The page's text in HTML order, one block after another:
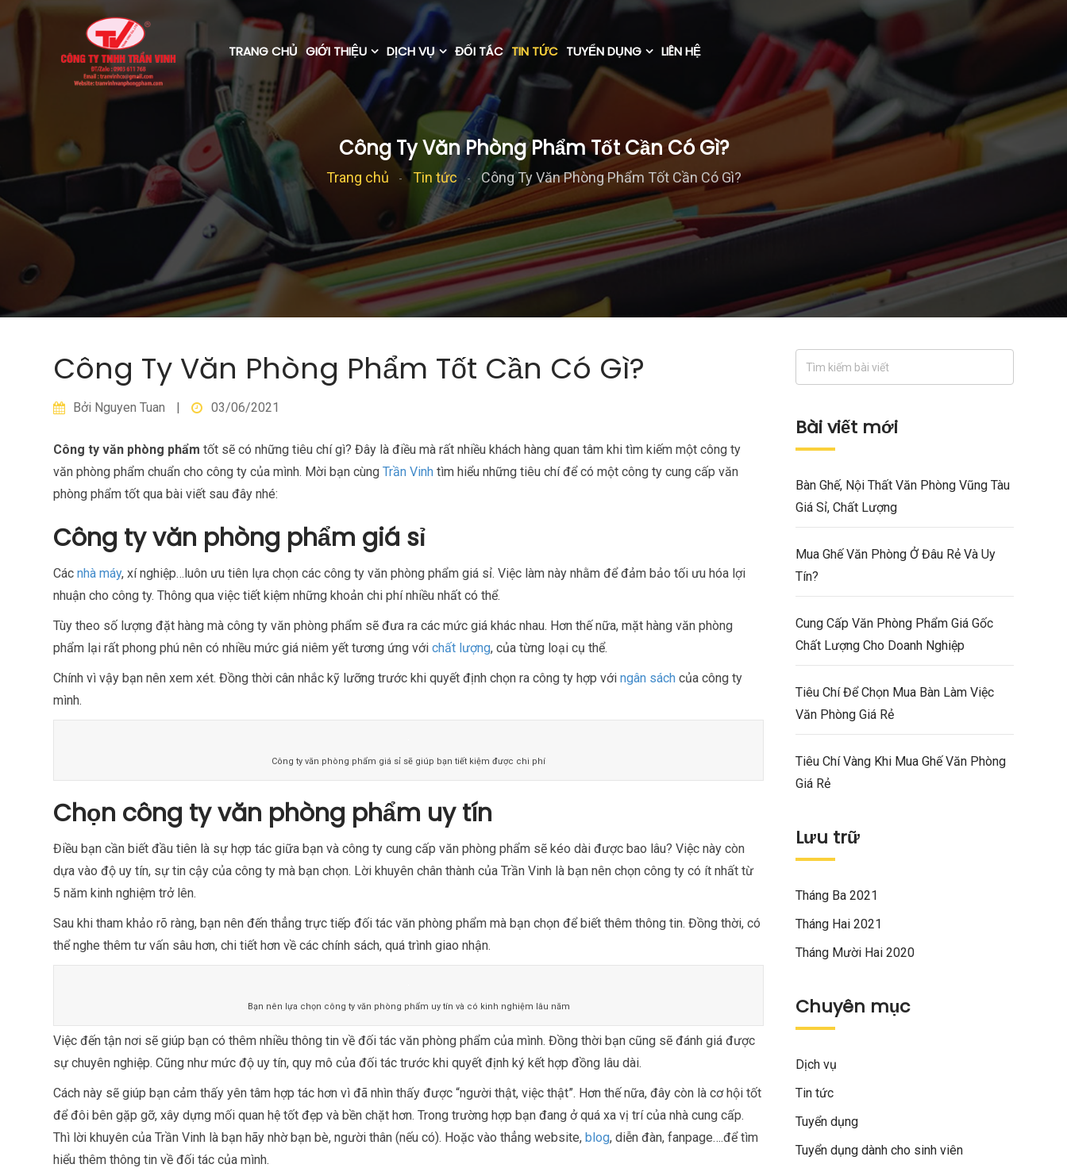
TRANG CHỦ GIỚI THIỆU DỊCH VỤ ĐỐI TÁC TIN TỨC TUYỂN DỤNG LIÊN HỆ
Công Ty Văn Phòng Phẩm Tốt Cần Có Gì?
Trang chủ - Tin tức - Công Ty Văn Phòng Phẩm Tốt Cần Có Gì?
Công Ty Văn Phòng Phẩm Tốt Cần Có Gì?
Bởi Nguyen Tuan | 03/06/2021
Công ty văn phòng phẩm tốt sẽ có những tiêu chí gì? Đây là điều mà rất nhiều khách hàng quan tâm khi tìm kiếm một công ty
văn phòng phẩm chuẩn cho công ty của mình. Mời bạn cùngTrần Vinh tìm hiểu những tiêu chí để có một công ty cung cấp văn
phòng phẩm tốt qua bài viết sau đây nhé:
Công ty văn phòng phẩm giá sỉ
Cácnhà máy, xí nghiệp…luôn ưu tiên lựa chọn các công ty văn phòng phẩm giá sỉ. Việc làm này nhằm để đảm bảo tối ưu hóa lợi
nhuận cho công ty. Thông qua việc tiết kiệm những khoản chi phí nhiều nhất có thể.
Tùy theo số lượng đặt hàng mà công ty văn phòng phẩm sẽ đưa ra các mức giá khác nhau. Hơn thế nữa, mặt hàng văn phòng
phẩm lại rất phong phú nên có nhiều mức giá niêm yết tương ứng vớichất lượng, của từng loại cụ thể.
Chính vì vậy bạn nên xem xét. Đồng thời cân nhắc kỹ lưỡng trước khi quyết định chọn ra công ty hợp vớingân sách của công ty
mình.
Công ty văn phòng phẩm giá sỉ sẽ giúp bạn tiết kiệm được chi phí
Chọn công ty văn phòng phẩm uy tín
Điều bạn cần biết đầu tiên là sự hợp tác giữa bạn và công ty cung cấp văn phòng phẩm sẽ kéo dài được bao lâu? Việc này còn
dựa vào độ uy tín, sự tin cậy của công ty mà bạn chọn. Lời khuyên chân thành của Trần Vinh là bạn nên chọn công ty có ít nhất từ
5 năm kinh nghiệm trở lên.
Sau khi tham khảo rõ ràng, bạn nên đến thẳng trực tiếp đối tác văn phòng phẩm mà bạn chọn để biết thêm thông tin. Đồng thời, có
thể nghe thêm tư vấn sâu hơn, chi tiết hơn về các chính sách, quá trình giao nhận.
Bạn nên lựa chọn công ty văn phòng phẩm uy tín và có kinh nghiệm lâu năm
Việc đến tận nơi sẽ giúp bạn có thêm nhiều thông tin về đối tác văn phòng phẩm của mình. Đồng thời bạn cũng sẽ đánh giá được
sự chuyên nghiệp. Cũng như mức độ uy tín, quy mô của đối tác trước khi quyết định ký kết hợp đồng lâu dài.
Cách này sẽ giúp bạn cảm thấy yên tâm hợp tác hơn vì đã nhìn thấy được “người thật, việc thật”. Hơn thế nữa, đây còn là cơ hội tốt
để đôi bên gặp gỡ, xây dựng mối quan hệ tốt đẹp và bền chặt hơn. Trong trường hợp bạn đang ở quá xa vị trí của nhà cung cấp.
Thì lời khuyên của Trần Vinh là bạn hãy nhờ bạn bè, người thân (nếu có). Hoặc vào thẳng website,blog, diễn đàn, fanpage….để tìm
hiểu thêm thông tin về đối tác của mình.
Bài viết mới
Bàn Ghế, Nội Thất Văn Phòng Vũng Tàu
Giá Sỉ, Chất Lượng
Mua Ghế Văn Phòng Ở Đâu Rẻ Và Uy
Tín?
Cung Cấp Văn Phòng Phẩm Giá Gốc
Chất Lượng Cho Doanh Nghiệp
Tiêu Chí Để Chọn Mua Bàn Làm Việc
Văn Phòng Giá Rẻ
Tiêu Chí Vàng Khi Mua Ghế Văn Phòng
Giá Rẻ
Lưu trữ
Tháng Ba 2021
Tháng Hai 2021
Tháng Mười Hai 2020
Chuyên mục
Dịch vụ
Tin tức
Tuyển dụng
Tuyển dụng dành cho sinh viên